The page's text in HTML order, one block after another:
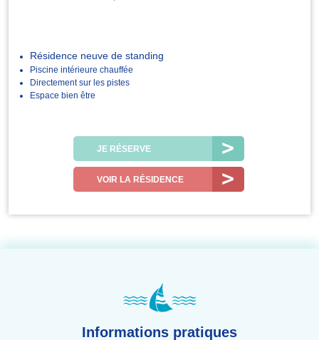
Résidence neuve de standing
Piscine intérieure chauffée
Directement sur les pistes
Espace bien être
JE RÉSERVE
VOIR LA RÉSIDENCE
Informations pratiques